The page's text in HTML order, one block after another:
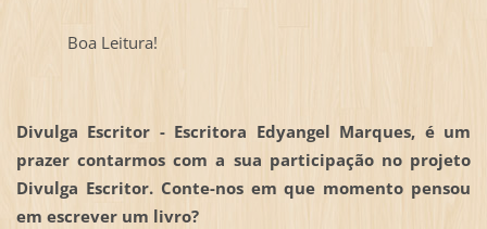
Boa Leitura!
Divulga Escritor - Escritora Edyangel Marques, é um
prazer contarmos com a sua participação no projeto
Divulga Escritor. Conte-nos em que momento pensou
em escrever um livro?